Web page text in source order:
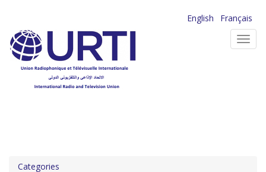
contenu
principal
English
Français
Categories